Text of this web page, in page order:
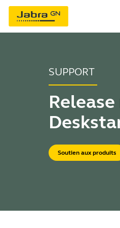
SUPPORT
Soutien aux produits